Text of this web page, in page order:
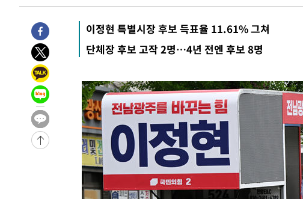
-5380초 전 >[속보]트럼프, 美 원정출산 금지 행정명령 서명
-3080초 전 >
[속보] 뉴욕증시, 일제 하락 마감…나스닥 0.06%↓
-31813초 전 >
[속보]국힘 윤리위, '돌려차기 발언' 진종오·서범수 징계 절차 개시
-27138초 전 >
[속보] 7월 중국 수출 23.9%↑ 수입 27.5%↑…무역총액
25.3%↑
-24298초 전 >
-24164초 전 >
[속보]종합특검, '관저이전 봐주기 감사' 유병호 구속기소
-20764초 전 >
민주 콩고 에볼라환자 4천명 돌파, 4053명 발생 1850명 사망
-20014초 전 >
[속보]'300억원대 사기 혐의' 차가원 대표 구속 송치
-19208초 전 >
"미 전국적 살모네라 식중독 원인은 멕시코산 할라피뇨"-- CDC
[속보]경찰·노동부, HL만도 평택사업장 끼임 사망 관련 압수수색
[속보]합수본, '투표율 허위 입력' 중앙·서울·경기도 선관위 등 9곳
[속보]원·달러 환율, 오전 9시 1423.8원
이정현 특별시장 후보 득표율 11.61% 그쳐
단체장 후보 고작 2명…4년 전엔 후보 8명